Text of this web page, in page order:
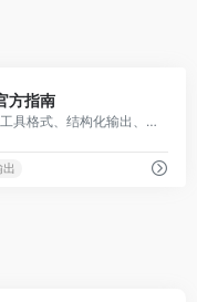
方指南
OpenAI 官方函数调用指南：定义工具格式、结构化输出、并行调用，构建 Agent 应用的核心教程。
出